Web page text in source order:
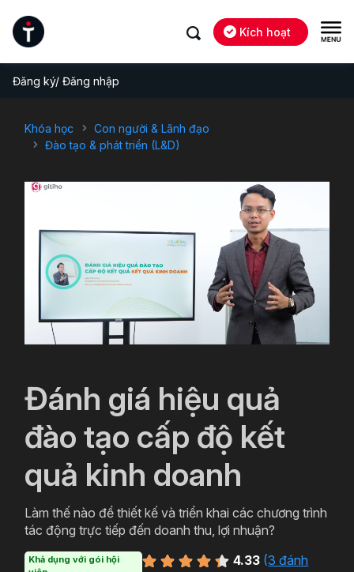
Kích hoạt
Đăng ký/ Đăng nhập
Khóa học
Con người & Lãnh đạo
Đào tạo & phát triển (L&D)
Đánh giá hiệu quả
đào tạo cấp độ kết
quả kinh doanh
Làm thế nào để thiết kế và triển khai các chương trình
tác động trực tiếp đến doanh thu, lợi nhuận?
Khả dụng với gói hội
4.33 (3 đánh